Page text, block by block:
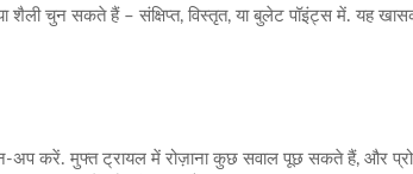
शैली चुन सकते हैं – संक्षिप्त, विस्तृत, या बुलेट पॉइंट्स में. यह
करें. मुफ्त ट्रायल में रोज़ाना कुछ सवाल पूछ सकते हैं, और प्रो